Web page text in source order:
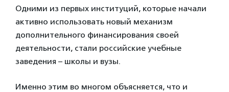
Одними из первых институций, которые начали
активно использовать новый механизм
дополнительного финансирования своей
деятельности, стали российские учебные
заведения – школы и вузы.
Именно этим во многом объясняется, что и